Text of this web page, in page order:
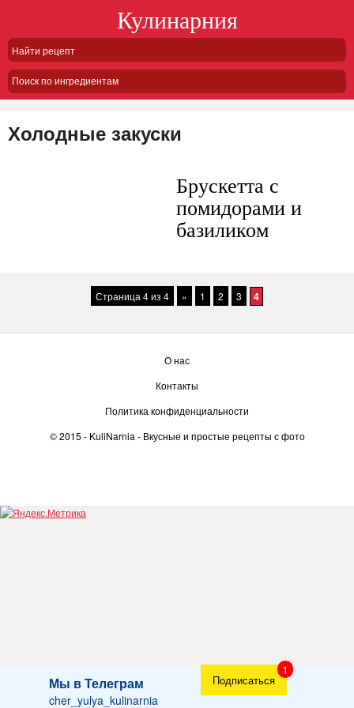
Кулинарния
Поиск по ингредиентам
Холодные закуски
Брускетта с
помидорами и
базиликом
Страница 4 из 4 « 1 2 3 4
Мы в Телеграм
cher_yulya_kulinarnia
Подписаться
О нас
Контакты
Политика конфиденциальности
© 2015 - KuliNarnia - Вкусные и простые рецепты с фото